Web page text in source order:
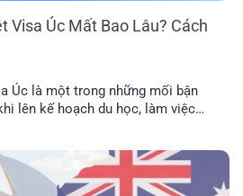
Visa Úc Mất Bao Lâu? Cách
Úc là một trong những mối bận
lên kế hoạch du học, làm việc